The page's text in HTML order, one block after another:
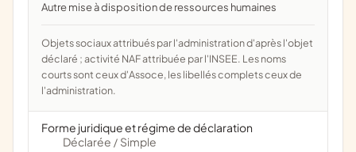
Autre mise à disposition de ressources humaines
Objets sociaux attribués par l'administration d'après l'objet
déclaré ; activité NAF attribuée par l'INSEE. Les noms
courts sont ceux d'Assoce, les libellés complets ceux de
l'administration.
Forme juridique et régime de déclaration
Déclarée / Simple